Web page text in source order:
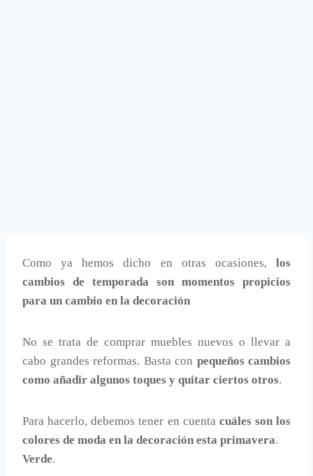
Como ya hemos dicho en otras ocasiones, los
cambios de temporada son momentos propicios
para un cambio en la decoración
No se trata de comprar muebles nuevos o llevar a
cabo grandes reformas. Basta con pequeños cambios
como añadir algunos toques y quitar ciertos otros.
Para hacerlo, debemos tener en cuenta cuáles son los
colores de moda en la decoración esta primavera.
Verde.